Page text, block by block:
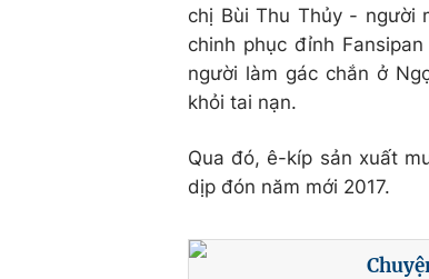
chị Bùi Thu Thủy - người
chinh phục đỉnh
người làm gác chắn ở
khỏi tai nạn.
Qua đó, ê-kíp sản xuất
dịp đón năm mới 2017.